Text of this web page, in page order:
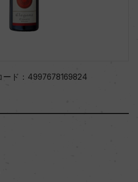
ド： 4997678169824